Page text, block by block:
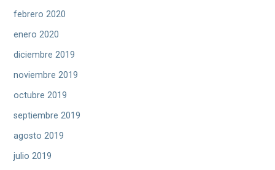
febrero 2020
enero 2020
diciembre 2019
noviembre 2019
octubre 2019
septiembre 2019
agosto 2019
julio 2019